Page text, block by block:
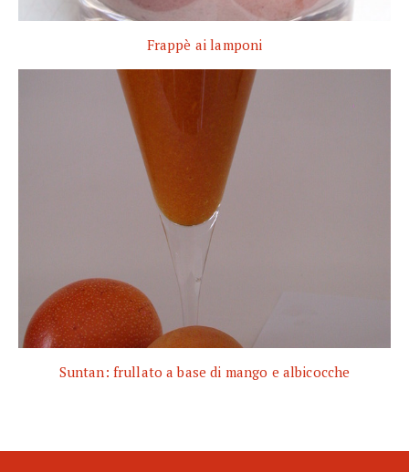
Frappè ai lamponi
Suntan: frullato a base di mango e albicocche